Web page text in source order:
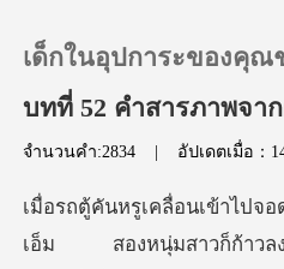
เติมเงิน
เด็กในอุปการะของคุณ
บทที่ 52 คำสารภาพจา
จำนวนคำ:2834 | อัปเดตเมื่อ：